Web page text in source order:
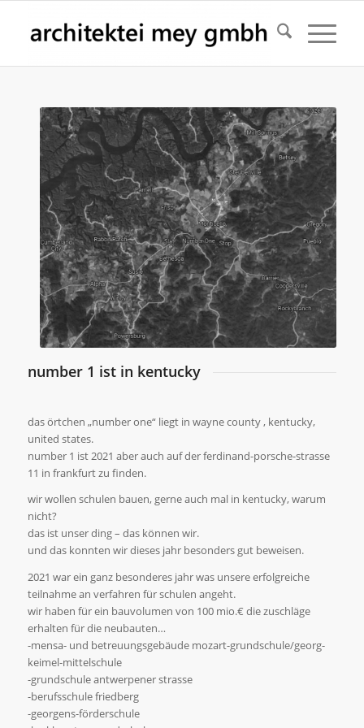
number 1 ist in kentucky
das örtchen „number one“ liegt in wayne county , kentucky,
united states.
number 1 ist 2021 aber auch auf der ferdinand-porsche-strasse
11 in frankfurt zu finden.
wir wollen schulen bauen, gerne auch mal in kentucky, warum
nicht?
das ist unser ding – das können wir.
und das konnten wir dieses jahr besonders gut beweisen.
2021 war ein ganz besonderes jahr was unsere erfolgreiche
teilnahme an verfahren für schulen angeht.
wir haben für ein bauvolumen von 100 mio.€ die zuschläge
erhalten für die neubauten…
-mensa- und betreuungsgebäude mozart-grundschule/georg-
keimel-mittelschule
-grundschule antwerpener strasse
-berufsschule friedberg
-georgens-förderschule